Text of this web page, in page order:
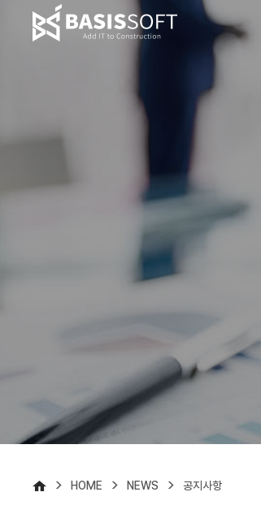
> HOME > NEWS > 공지사항